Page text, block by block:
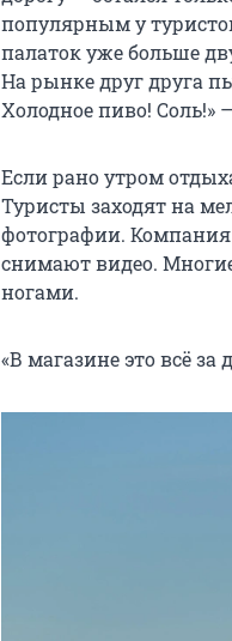
популярным у
палаток уже больше
На рынке друг друга
Холодное пиво! Соль!»
Если рано утром
Туристы заходят на
фотографии.
снимают видео.
ногами.
«В магазине это всё за